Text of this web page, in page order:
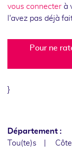
vous connecter à
l'avez pas déjà
Pour ne
}
Département :
Tou(te)s